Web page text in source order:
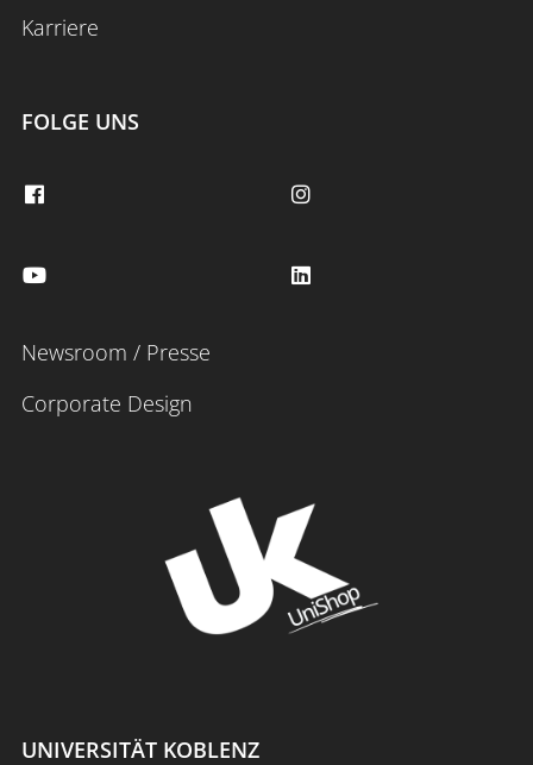
Karriere
FOLGE UNS
Newsroom / Presse
Corporate Design
UNIVERSITÄT KOBLENZ